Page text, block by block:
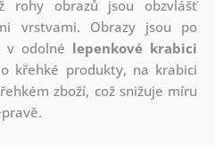
rohy obrazů jsou obzvlášť
vrstvami. Obrazy jsou po
v odolné lepenkové krabici
křehké produkty, na krabici
zboží, což snižuje míru